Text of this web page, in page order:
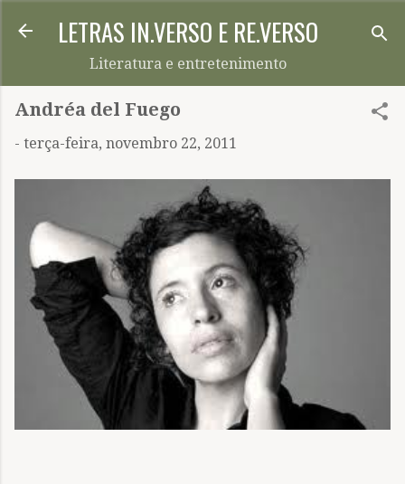
Pular para o conteúdo principal
LETRAS IN.VERSO E RE.VERSO
Literatura e entretenimento
Andréa del Fuego
- terça-feira, novembro 22, 2011